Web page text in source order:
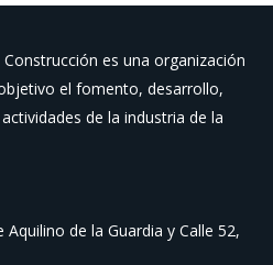
es una organización
el fomento, desarrollo,
de la industria de la
Aquilino de la Guardia y Calle 52,